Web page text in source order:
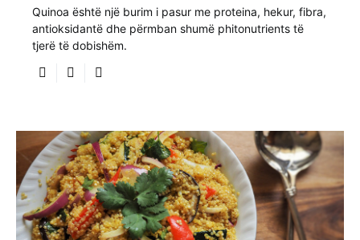
Quinoa është një burim i pasur me proteina, hekur, fibra,
antioksidantë dhe përmban shumë phitonutrients të
tjerë të dobishëm.